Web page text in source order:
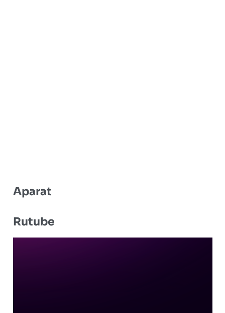
Aparat
Rutube